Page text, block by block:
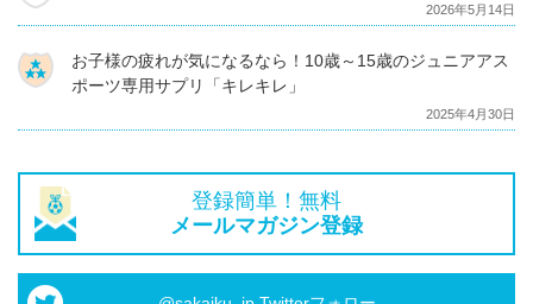
2026年5月14日
お子様の疲れが気になるなら！10歳～15歳のジュニアアス
ポーツ専用サプリ「キレキレ」
2025年4月30日
登録簡単！無料
メールマガジン登録